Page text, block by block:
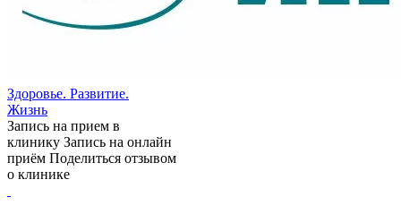
Здоровье. Развитие.
Жизнь
Запись на прием в
клинику Запись на онлайн
приём Поделиться отзывом
о клинике